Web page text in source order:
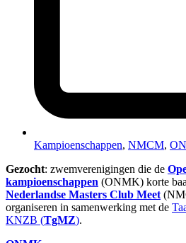
Kampioenschappen, NMCM,
Gezocht: zwemverenigingen die de
kampioenschappen (ONMK) korte
Nederlandse Masters Club Meet
organiseren in samenwerking met de
KNZB (TgMZ).